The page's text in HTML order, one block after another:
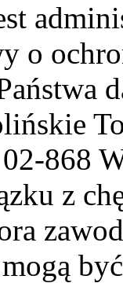
o
868
z